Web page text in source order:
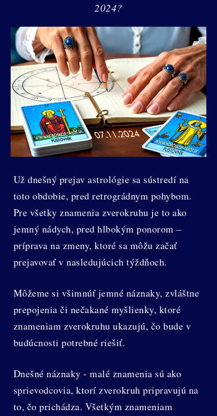
2024?
Už dnešný prejav astrológie sa sústredí na
toto obdobie, pred retrográdnym pohybom.
Pre všetky znamenia zverokruhu je to ako
jemný nádych, pred hlbokým ponorom –
príprava na zmeny, ktoré sa môžu začať
prejavovať v nasledujúcich týždňoch.
Môžeme si všimnúť jemné náznaky, zvláštne
prepojenia či nečakané myšlienky, ktoré
znameniam zverokruhu ukazujú, čo bude v
budúcnosti potrebné riešiť.
Dnešné náznaky - malé znamenia sú ako
sprievodcovia, ktorí zverokruh pripravujú na
to, čo prichádza. Všetkým znameniam